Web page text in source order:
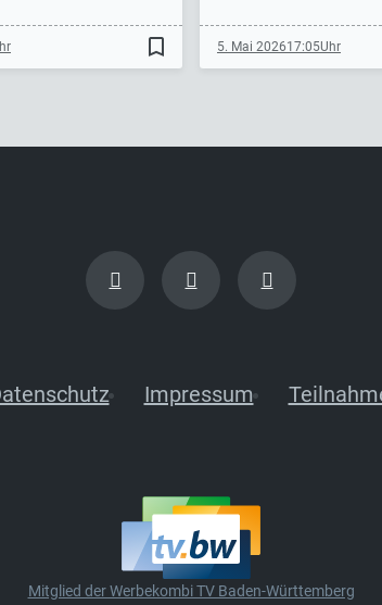
bookmark_border 5. Mai 202617:05
Impressum
Mitglied der Werbekombi TV Baden-Württemberg